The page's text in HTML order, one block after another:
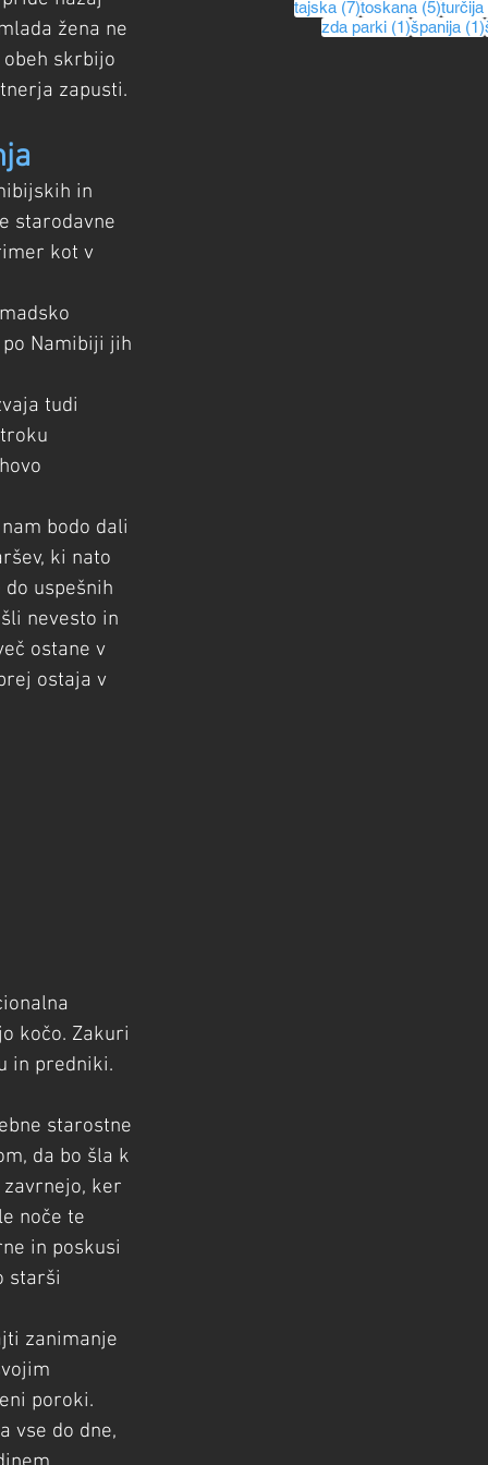
žena ne
skrbijo
zapusti.
in
starodavne
kot v
Namibiji jih
tudi
bodo dali
ki nato
uspešnih
nevesto in
ostane v
ostaja v
kočo. Zakuri
in predniki.
starostne
da bo šla k
ker
noče te
in poskusi
starši
zanimanje
poroki.
vse do dne,
tajska (7)7 posts
toskana (5)5
turčija
zda parki (1)1 post
španija (1)